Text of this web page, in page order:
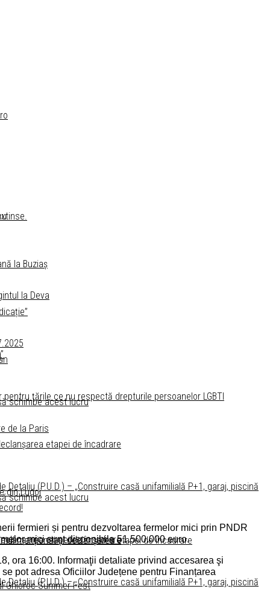
schimbe acest lucru
etapei de încadrare
Detaliu (P.U.D.) – „Construire casă unifamilială P+1, garaj, piscină
menționat și declanșarea etapei de încadrare
la Deva
din Lugoj
la Buziaș
Ghioroc Summer Fest
pentru ţările ce nu respectă drepturile persoanelor LGBTI
de la Paris
schimbe acest lucru
etapei de încadrare
Detaliu (P.U.D.) – „Construire casă unifamilială P+1, garaj, piscină
fermieri și pentru dezvoltarea fermelor mici prin PNDR
mici sunt disponibile 51.500.000 euro.
ora 16:00. Informaţii detaliate privind accesarea şi
pot adresa Oficiilor Județene pentru Finanțarea